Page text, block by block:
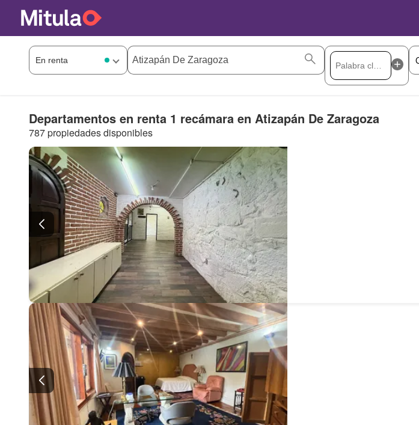
Departamentos en renta 1 recámara en Atizapán De Zaragoza
787 propiedades disponibles